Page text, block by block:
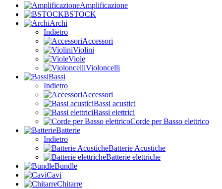
Amplificazione
BSTOCK
Archi
Indietro
Accessori
Violini
Viole
Violoncelli
Bassi
Indietro
Accessori
Bassi acustici
Bassi elettrici
Corde per Basso elettrico
Batterie
Indietro
Batterie Acustiche
Batterie elettriche
Bundle
Cavi
Chitarre